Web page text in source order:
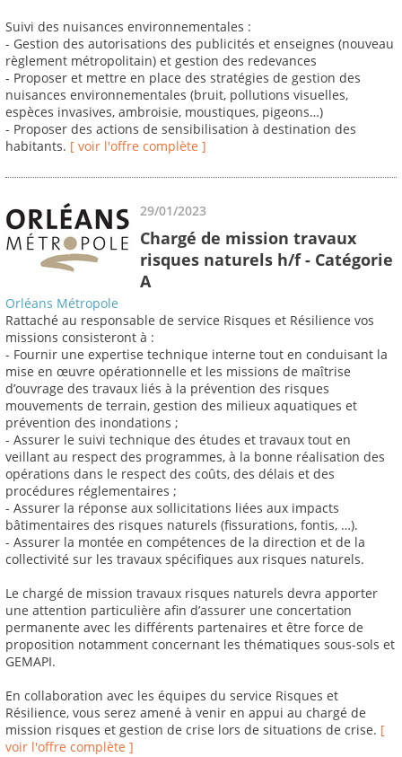
Suivi des nuisances environnementales :
- Gestion des autorisations des publicités et enseignes (nouveau
règlement métropolitain) et gestion des redevances
- Proposer et mettre en place des stratégies de gestion des
nuisances environnementales (bruit, pollutions visuelles,
espèces invasives, ambroisie, moustiques, pigeons…)
- Proposer des actions de sensibilisation à destination des
habitants. [ voir l'offre complète ]
29/01/2023
Chargé de mission travaux
risques naturels h/f - Catégorie
A
Orléans Métropole
Rattaché au responsable de service Risques et Résilience vos
missions consisteront à :
- Fournir une expertise technique interne tout en conduisant la
mise en œuvre opérationnelle et les missions de maîtrise
d’ouvrage des travaux liés à la prévention des risques
mouvements de terrain, gestion des milieux aquatiques et
prévention des inondations ;
- Assurer le suivi technique des études et travaux tout en
veillant au respect des programmes, à la bonne réalisation des
opérations dans le respect des coûts, des délais et des
procédures réglementaires ;
- Assurer la réponse aux sollicitations liées aux impacts
bâtimentaires des risques naturels (fissurations, fontis, …).
- Assurer la montée en compétences de la direction et de la
collectivité sur les travaux spécifiques aux risques naturels.
Le chargé de mission travaux risques naturels devra apporter
une attention particulière afin d’assurer une concertation
permanente avec les différents partenaires et être force de
proposition notamment concernant les thématiques sous-sols et
GEMAPI.
En collaboration avec les équipes du service Risques et
Résilience, vous serez amené à venir en appui au chargé de
mission risques et gestion de crise lors de situations de crise. [
voir l'offre complète ]